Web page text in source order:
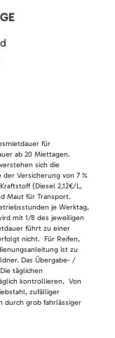
für
ab 20 Miettagen.
sich die
Versicherung von 7 %
(Diesel 2,12€/L,
Maut für Transport.
je Werktag,
mit 1/8 des jeweiligen
führt zu einer
nicht. Für Reifen,
ist zu
Das Übergabe- /
täglichen
kontrollieren. Von
zufälliger
durch grob fahrlässiger